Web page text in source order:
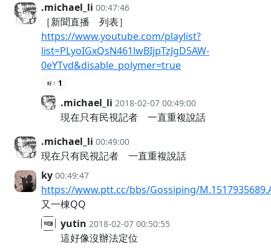
.michael_li 00:47:46
［新聞直播 列表］
https://www.youtube.com/playlist?
list=PLyoIGxQsN461lwBIjpTzJgD5AW-
0eYTvd&disable_polymer=true
1
.michael_li 2018-02-07 00:49:00
現在只有民視記者 一直重複說話
.michael_li 00:49:00
現在只有民視記者 一直重複說話
ky 00:49:47
https://www.ptt.cc/bbs/Gossiping/
又一棟QQ
yutin 2018-02-07 00:50:55
這好像沒辦法定位